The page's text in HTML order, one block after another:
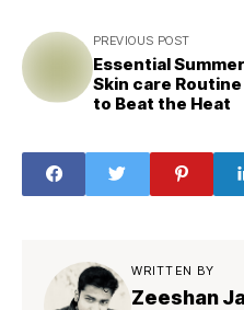
PREVIOUS POST
Essential Summer
Skin care Routine
to Beat the Heat
WRITTEN BY
Zeeshan